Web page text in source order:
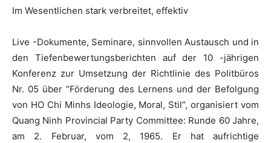
Im Wesentlichen stark verbreitet, effektiv
Live -Dokumente, Seminare, sinnvollen Austausch und in
den Tiefenbewertungsberichten auf der 10 -jährigen
Konferenz zur Umsetzung der Richtlinie des Politbüros
Nr. 05 über “Förderung des Lernens und der Befolgung
von HO Chi Minhs Ideologie, Moral, Stil”, organisiert vom
Quang Ninh Provincial Party Committee: Runde 60 Jahre,
am 2. Februar, vom 2, 1965. Er hat aufrichtige